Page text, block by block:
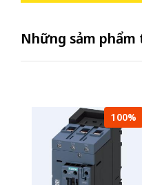
Những sảm
100%